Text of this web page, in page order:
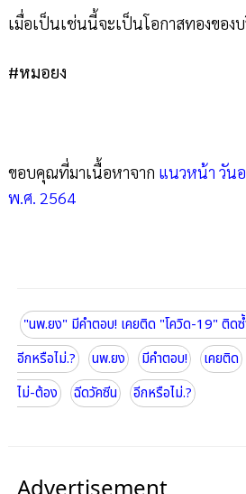
เมื่อเป็นเช่นนี้จะเป็นโอกาสทองขอ
#หมอยง
ขอบคุณที่มาเนื้อหาจาก แนวหน้า วัน
พ.ศ. 2564
"นพ.ยง" มีคำตอบ! เคยติด "โควิด-19" ติด
อีกหรือไม่.?
นพ.ยง มีคำตอบ! เคยติด
ไม่-ต้อง
ฉีดวัคซีน อีกหรือไม่.?
Advertisement